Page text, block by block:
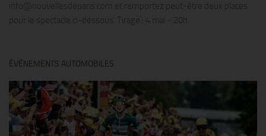
info@nouvellesdeparis.com et remportez peut-être deux places
pour le spectacle ci-dessous. Tirage : 4 mai - 20h
ÉVÉNEMENTS AUTOMOBILES